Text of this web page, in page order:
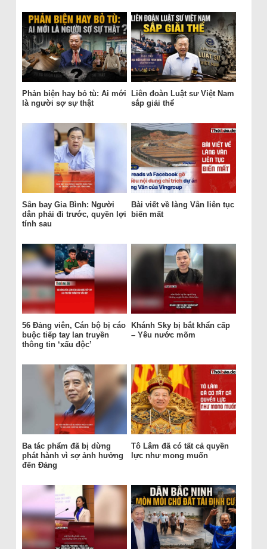
Phản biện hay bỏ tù: Ai mới
là người sợ sự thật
Liên đoàn Luật sư Việt Nam
sắp giải thể
Sân bay Gia Bình: Người
dân phải đi trước, quyền lợi
tính sau
Bài viết về làng Vân liên tục
biến mất
56 Đảng viên, Cán bộ bị cáo
buộc tiếp tay lan truyền
thông tin ‘xấu độc’
Khánh Sky bị bắt khẩn cấp
– Yêu nước mõm
Ba tác phẩm đã bị dừng
phát hành vì sợ ảnh hưởng
đến Đảng
Tô Lâm đã có tất cả quyền
lực như mong muốn